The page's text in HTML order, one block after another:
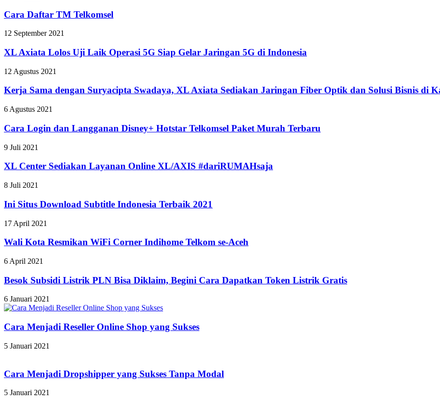
Cara Daftar TM Telkomsel
12 September 2021
XL Axiata Lolos Uji Laik Operasi 5G Siap Gelar Jaringan 5G di Indonesia
12 Agustus 2021
Kerja Sama dengan Suryacipta Swadaya, XL Axiata Sediakan Jaringan Fiber Optik dan Solusi Bisnis di
6 Agustus 2021
Cara Login dan Langganan Disney+ Hotstar Telkomsel Paket Murah Terbaru
9 Juli 2021
XL Center Sediakan Layanan Online XL/AXIS #dariRUMAHsaja
8 Juli 2021
Ini Situs Download Subtitle Indonesia Terbaik 2021
17 April 2021
Wali Kota Resmikan WiFi Corner Indihome Telkom se-Aceh
6 April 2021
Besok Subsidi Listrik PLN Bisa Diklaim, Begini Cara Dapatkan Token Listrik Gratis
6 Januari 2021
Cara Menjadi Reseller Online Shop yang Sukses
5 Januari 2021
Cara Menjadi Dropshipper yang Sukses Tanpa Modal
5 Januari 2021